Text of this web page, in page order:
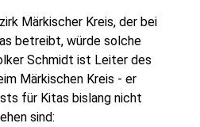
Märkischer Kreis, der bei
betreibt, würde solche
Schmidt ist Leiter des
Märkischen Kreis - er
für Kitas bislang nicht
sind: